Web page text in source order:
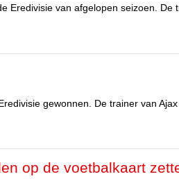
Eredivisie van afgelopen seizoen. De
gewonnen. De trainer van
op de voetbalkaart